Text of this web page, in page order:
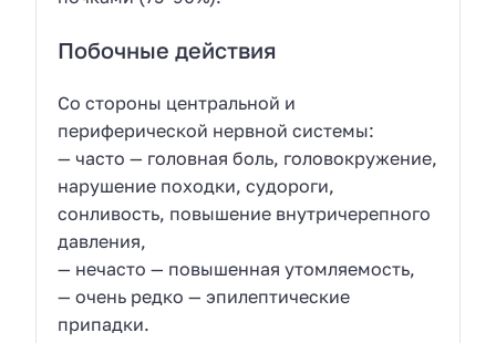
Побочные действия
Со стороны центральной и
периферической нервной системы:
— часто — головная боль, головокружение,
нарушение походки, судороги,
сонливость, повышение внутричерепного
давления,
— нечасто — повышенная утомляемость,
— очень редко — эпилептические
припадки.